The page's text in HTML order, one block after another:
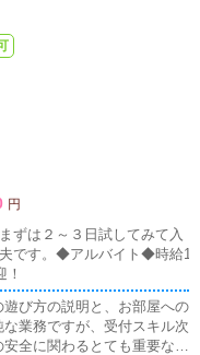
円
は２～３日試してみて入
です。◆アルバイト◆時給1,
び方の説明と、お部屋への
業務ですが、受付スキル次
全に関わるとても重要な役